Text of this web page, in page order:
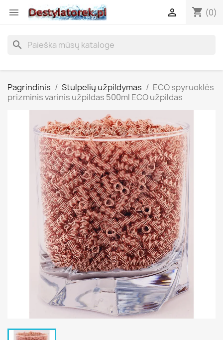
 shopping_cart (0)

search
Pagrindinis Stulpelių užpildymas
ECO spyruoklės
prizminis varinis užpildas 500ml ECO užpildas